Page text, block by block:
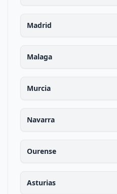
Madrid
Malaga
Murcia
Navarra
Ourense
Asturias